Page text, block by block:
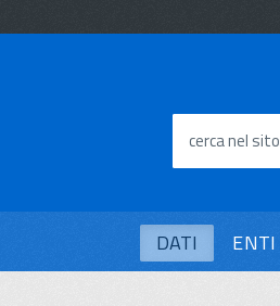
cerca nel sito
DATI ENTI